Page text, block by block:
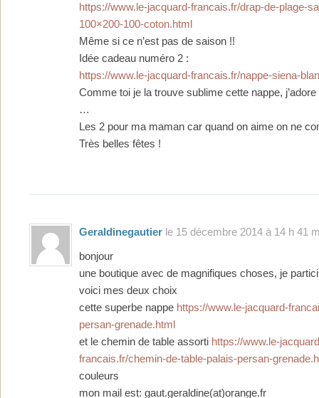
https://www.le-jacquard-francais.fr/drap-de-plage-
100×200-100-coton.html
Même si ce n’est pas de saison !!
Idée cadeau numéro 2 :
https://www.le-jacquard-francais.fr/nappe-siena-
Comme toi je la trouve sublime cette nappe,
…
Les 2 pour ma maman car quand on aime on ne
Très belles fêtes !
Geraldinegautier le 15 décembre 2014 à 14 h 41
bonjour
une boutique avec de magnifiques choses, je
voici mes deux choix
cette superbe nappe https://www.le-jacquard-
persan-grenade.html
et le chemin de table assorti https://www.le-
francais.fr/chemin-de-table-palais-persan-
couleurs
mon mail est: gaut.geraldine(at)orange.fr